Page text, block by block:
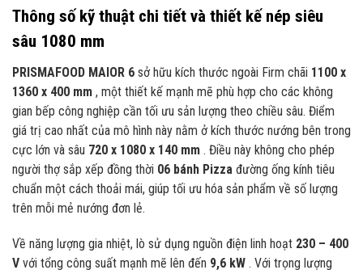
Thông số kỹ thuật chi tiết và thiết kế nép siêu
sâu 1080 mm
PRISMAFOOD MAIOR 6 sở hữu kích thước ngoài Firm chãi 1100 x
1360 x 400 mm , một thiết kế mạnh mẽ phù hợp cho các không
gian bếp công nghiệp cần tối ưu sản lượng theo chiều sâu. Điểm
giá trị cao nhất của mô hình này nằm ở kích thước nướng bên trong
cực lớn và sâu 720 x 1080 x 140 mm . Điều này không cho phép
người thợ sắp xếp đồng thời 06 bánh Pizza đường ống kính tiêu
chuẩn một cách thoải mái, giúp tối ưu hóa sản phẩm về số lượng
trên mỗi mẻ nướng đơn lẻ.
Về năng lượng gia nhiệt, lò sử dụng nguồn điện linh hoạt 230 – 400
V với tổng công suất mạnh mẽ lên đến 9,6 kW . Với trọng lượng